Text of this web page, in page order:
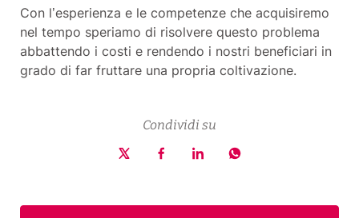
Con l’esperienza e le competenze che acquisiremo
nel tempo speriamo di risolvere questo problema
abbattendo i costi e rendendo i nostri beneficiari in
grado di far fruttare una propria coltivazione.
Condividi su